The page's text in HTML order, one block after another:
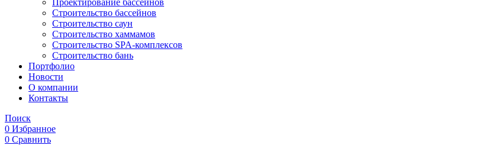
Проектирование бассейнов
Строительство бассейнов
Строительство саун
Строительство хаммамов
Строительство SPA-комплексов
Строительство бань
Портфолио
Новости
O компании
Контакты
Поиск
0 Избранное
0 Сравнить